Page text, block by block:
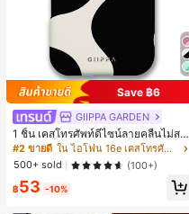
Save ฿6
GIIPPA GARDEN
1 ชิ้น เคสโทรศัพท์ดีไซน์ลายคลื่นไม่สม
มาตรสำหรับ Phone 17 Pro Max, เหม
าะสำหรับ Phone 16 Pro Max, 15 Pro
Max, 14 Pro Max, เคสโทรศัพท์สไตล์เ
กาหลีและน่าสนใจ, เข้ากันได้กับ 11/12/
13/14/15/16 Pro Max Plus, ดีไซน์หรู
#2 ขายดี
ใน ไอโฟน 16e เคสโทรศัพท์แฟชั่น
500+ sold
(100+)
฿53 -10%